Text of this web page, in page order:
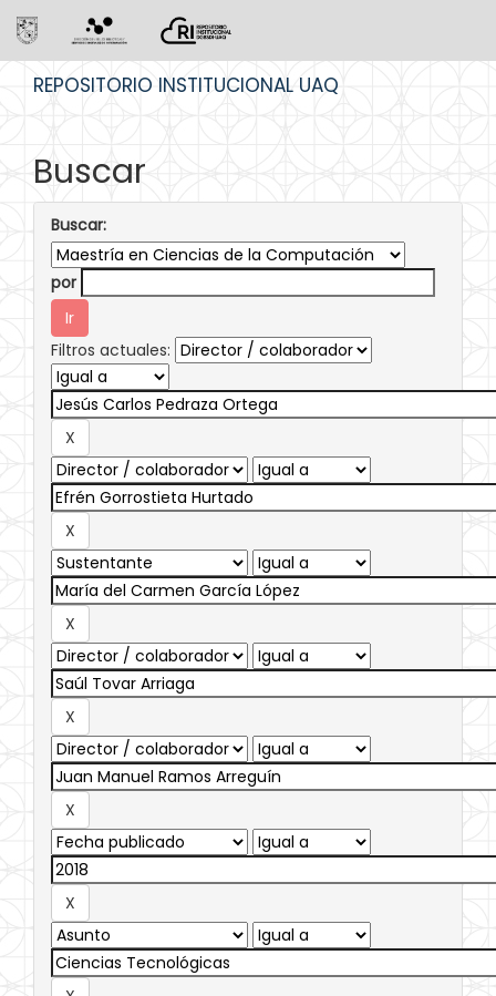
REPOSITORIO INSTITUCIONAL UAQ
Buscar
Buscar:
por
Filtros actuales: